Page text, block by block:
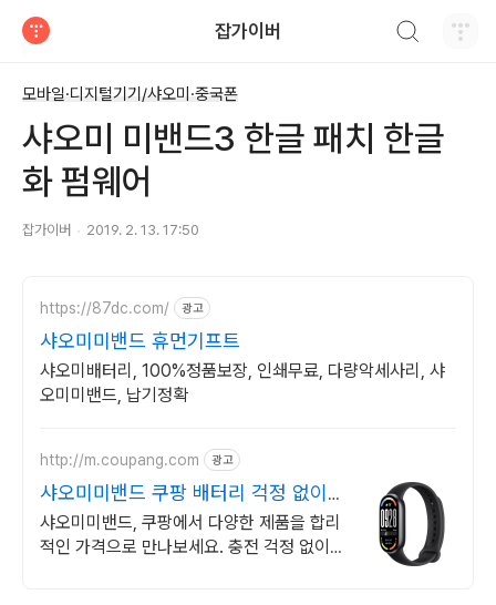
잡가이버
모바일·디지털기기/샤오미·중국폰
샤오미 미밴드3 한글 패치 한글
화 펌웨어
잡가이버 2019. 2. 13. 17:50
https://87dc.com/ 광고
샤오미미밴드 휴먼기프트
샤오미배터리, 100%정품보장, 인쇄무료, 다량악세사리, 샤
오미미밴드, 납기정확
http://m.coupang.com 광고
샤오미미밴드 쿠팡 배터리 걱정 없이
사용
샤오미미밴드, 쿠팡에서 다양한 제품을 합리
적인 가격으로 만나보세요. 충전 걱정 없이